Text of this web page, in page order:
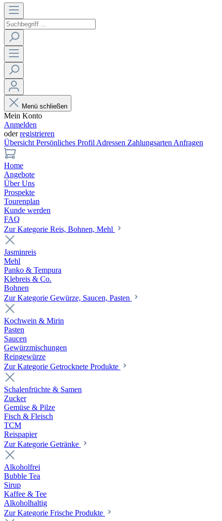
Menü schließen
Mein Konto
Anmelden
oderregistrieren
Übersicht Persönliches Profil Adressen Zahlungsarten Anfragen
Home
Angebote
Über Uns
Prospekte
Tourenplan
Kunde werden
FAQ
Zur Kategorie Reis, Bohnen, Mehl
Jasminreis
Mehl
Panko & Tempura
Klebreis & Co.
Bohnen
Zur Kategorie Gewürze, Saucen, Pasten
Kochwein & Mirin
Pasten
Saucen
Gewürzmischungen
Reingewürze
Zur Kategorie Getrocknete Produkte
Schalenfrüchte & Samen
Zucker
Gemüse & Pilze
Fisch & Fleisch
TCM
Reispapier
Zur Kategorie Getränke
Alkoholfrei
Bubble Tea
Sirup
Kaffee & Tee
Alkoholhaltig
Zur Kategorie Frische Produkte